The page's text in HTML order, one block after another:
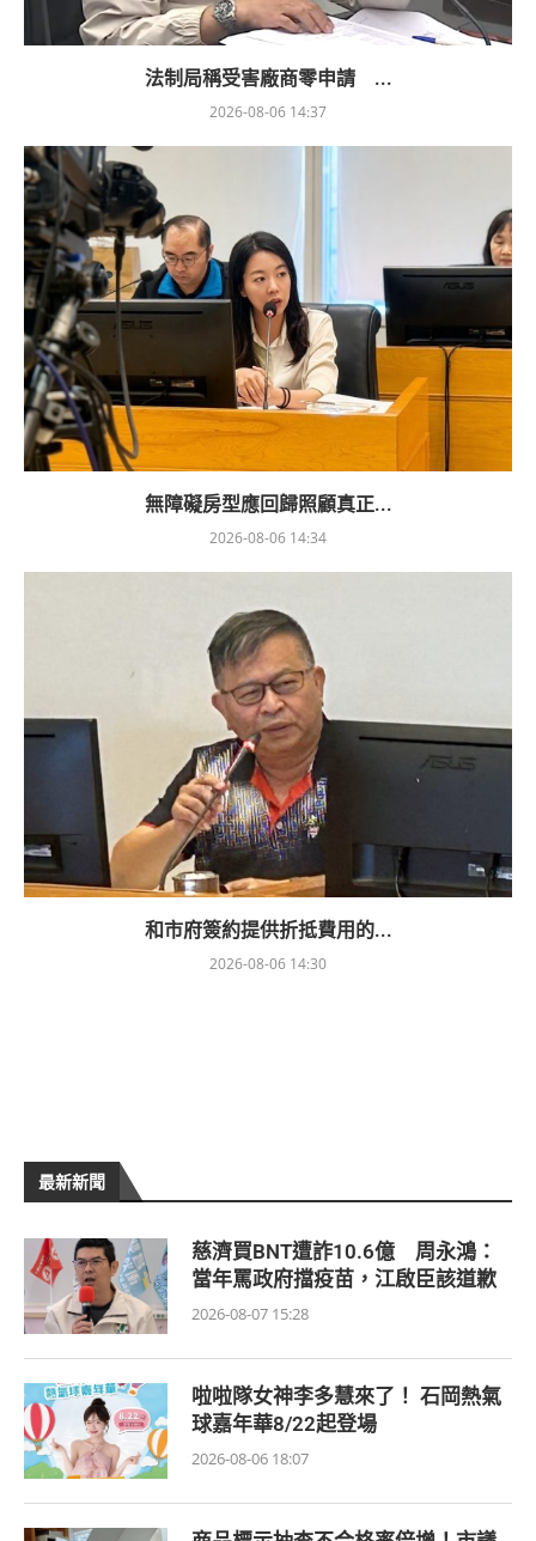
法制局稱受害廠商零申請 ...
2026-08-06 14:37
無障礙房型應回歸照顧真正...
2026-08-06 14:34
和市府簽約提供折抵費用的...
2026-08-06 14:30
最新新聞
慈濟買BNT遭詐10.6億 周永鴻：
當年罵政府擋疫苗，江啟臣該道歉
2026-08-07 15:28
啦啦隊女神李多慧來了！ 石岡熱氣
球嘉年華8/22起登場
2026-08-06 18:07